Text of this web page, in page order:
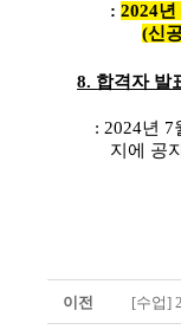
: 2024년
(신
8. 합격자 발
: 2024년 7
지 에 공지
이전 [수업]